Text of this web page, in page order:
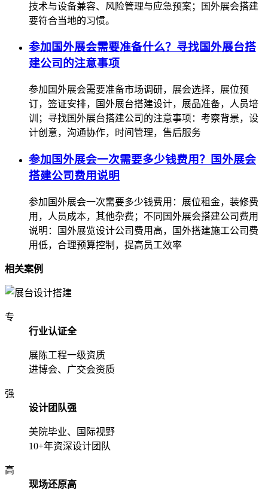
技术与设备兼容、风险管理与应急预案；国外展会搭建
要符合当地的习惯。
参加国外展会需要准备什么？寻找国外展台搭
建公司的注意事项
参加国外展会需要准备市场调研，展会选择，展位预
订，签证安排，国外展台搭建设计，展品准备，人员培
训；寻找国外展台搭建公司的注意事项：考察背景，设
计创意，沟通协作，时间管理，售后服务
参加国外展会一次需要多少钱费用？国外展会
搭建公司费用说明
参加国外展会一次需要多少钱费用：展位租金，装修费
用，人员成本，其他杂费；不同国外展会搭建公司费用
说明：国外展览设计公司费用高，国外搭建施工公司费
用低，合理预算控制，提高员工效率
相关案例
专
行业认证全
展陈工程一级资质
进博会、广交会资质
强
设计团队强
美院毕业、国际视野
10+年资深设计团队
高
现场还原高